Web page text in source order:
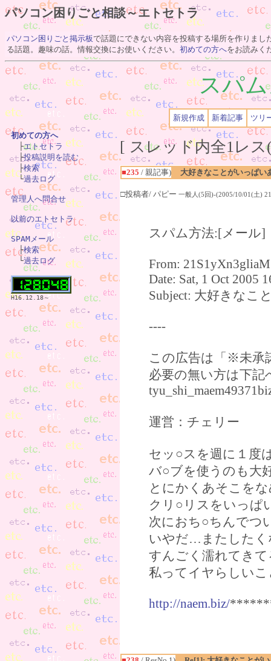
パソコン困りごと相談～エトセトラ
パソコン困りごと掲示板で話題にできない内容を投稿する場所を作りまし
る話題。趣味の話。情報交換にお使いください。 初めての方へをお読みく
スパ
新規作成 新着記事 ツリ
[ スレッド内全1レ
■235 / 親記事) 大好きなことがいっぱい
□投稿者/ パピー 一般人(5回)-(2005/10/01(土)
スパム方法:[メー
From:
Date: Sat, 1 Oct 2005
Subject: 大好きなこ
----
この広告は「※未承
必要の無い方は下
運営：チェリー
セッ○スを週に１度
バ○ブを使うのも大
とにかくあそこを
クリ○リスをいっぱ
次におち○ちんで
いやだ…またしたく
すんごく濡れてきて
私ってイヤらしいこ
http://naem.biz/
初めての方へ
├エトセトラ
├投稿説明を読む
├検索
└過去ログ
管理人へ問合せ
以前のエトセトラ
SPAMメール
├検索
└過去ログ
H16.12.18～